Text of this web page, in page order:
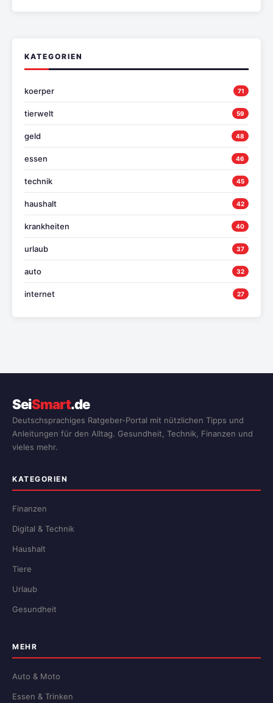
KATEGORIEN
koerper 71
tierwelt 59
geld 48
essen 46
technik 45
haushalt 42
krankheiten 40
urlaub 37
auto 32
internet 27
SeiSmart.de
Deutschsprachiges Ratgeber-Portal mit nützlichen Tipps und
Anleitungen für den Alltag. Gesundheit, Technik, Finanzen und
vieles mehr.
KATEGORIEN
Finanzen
Digital & Technik
Haushalt
Tiere
Urlaub
Gesundheit
MEHR
Auto & Moto
Essen & Trinken